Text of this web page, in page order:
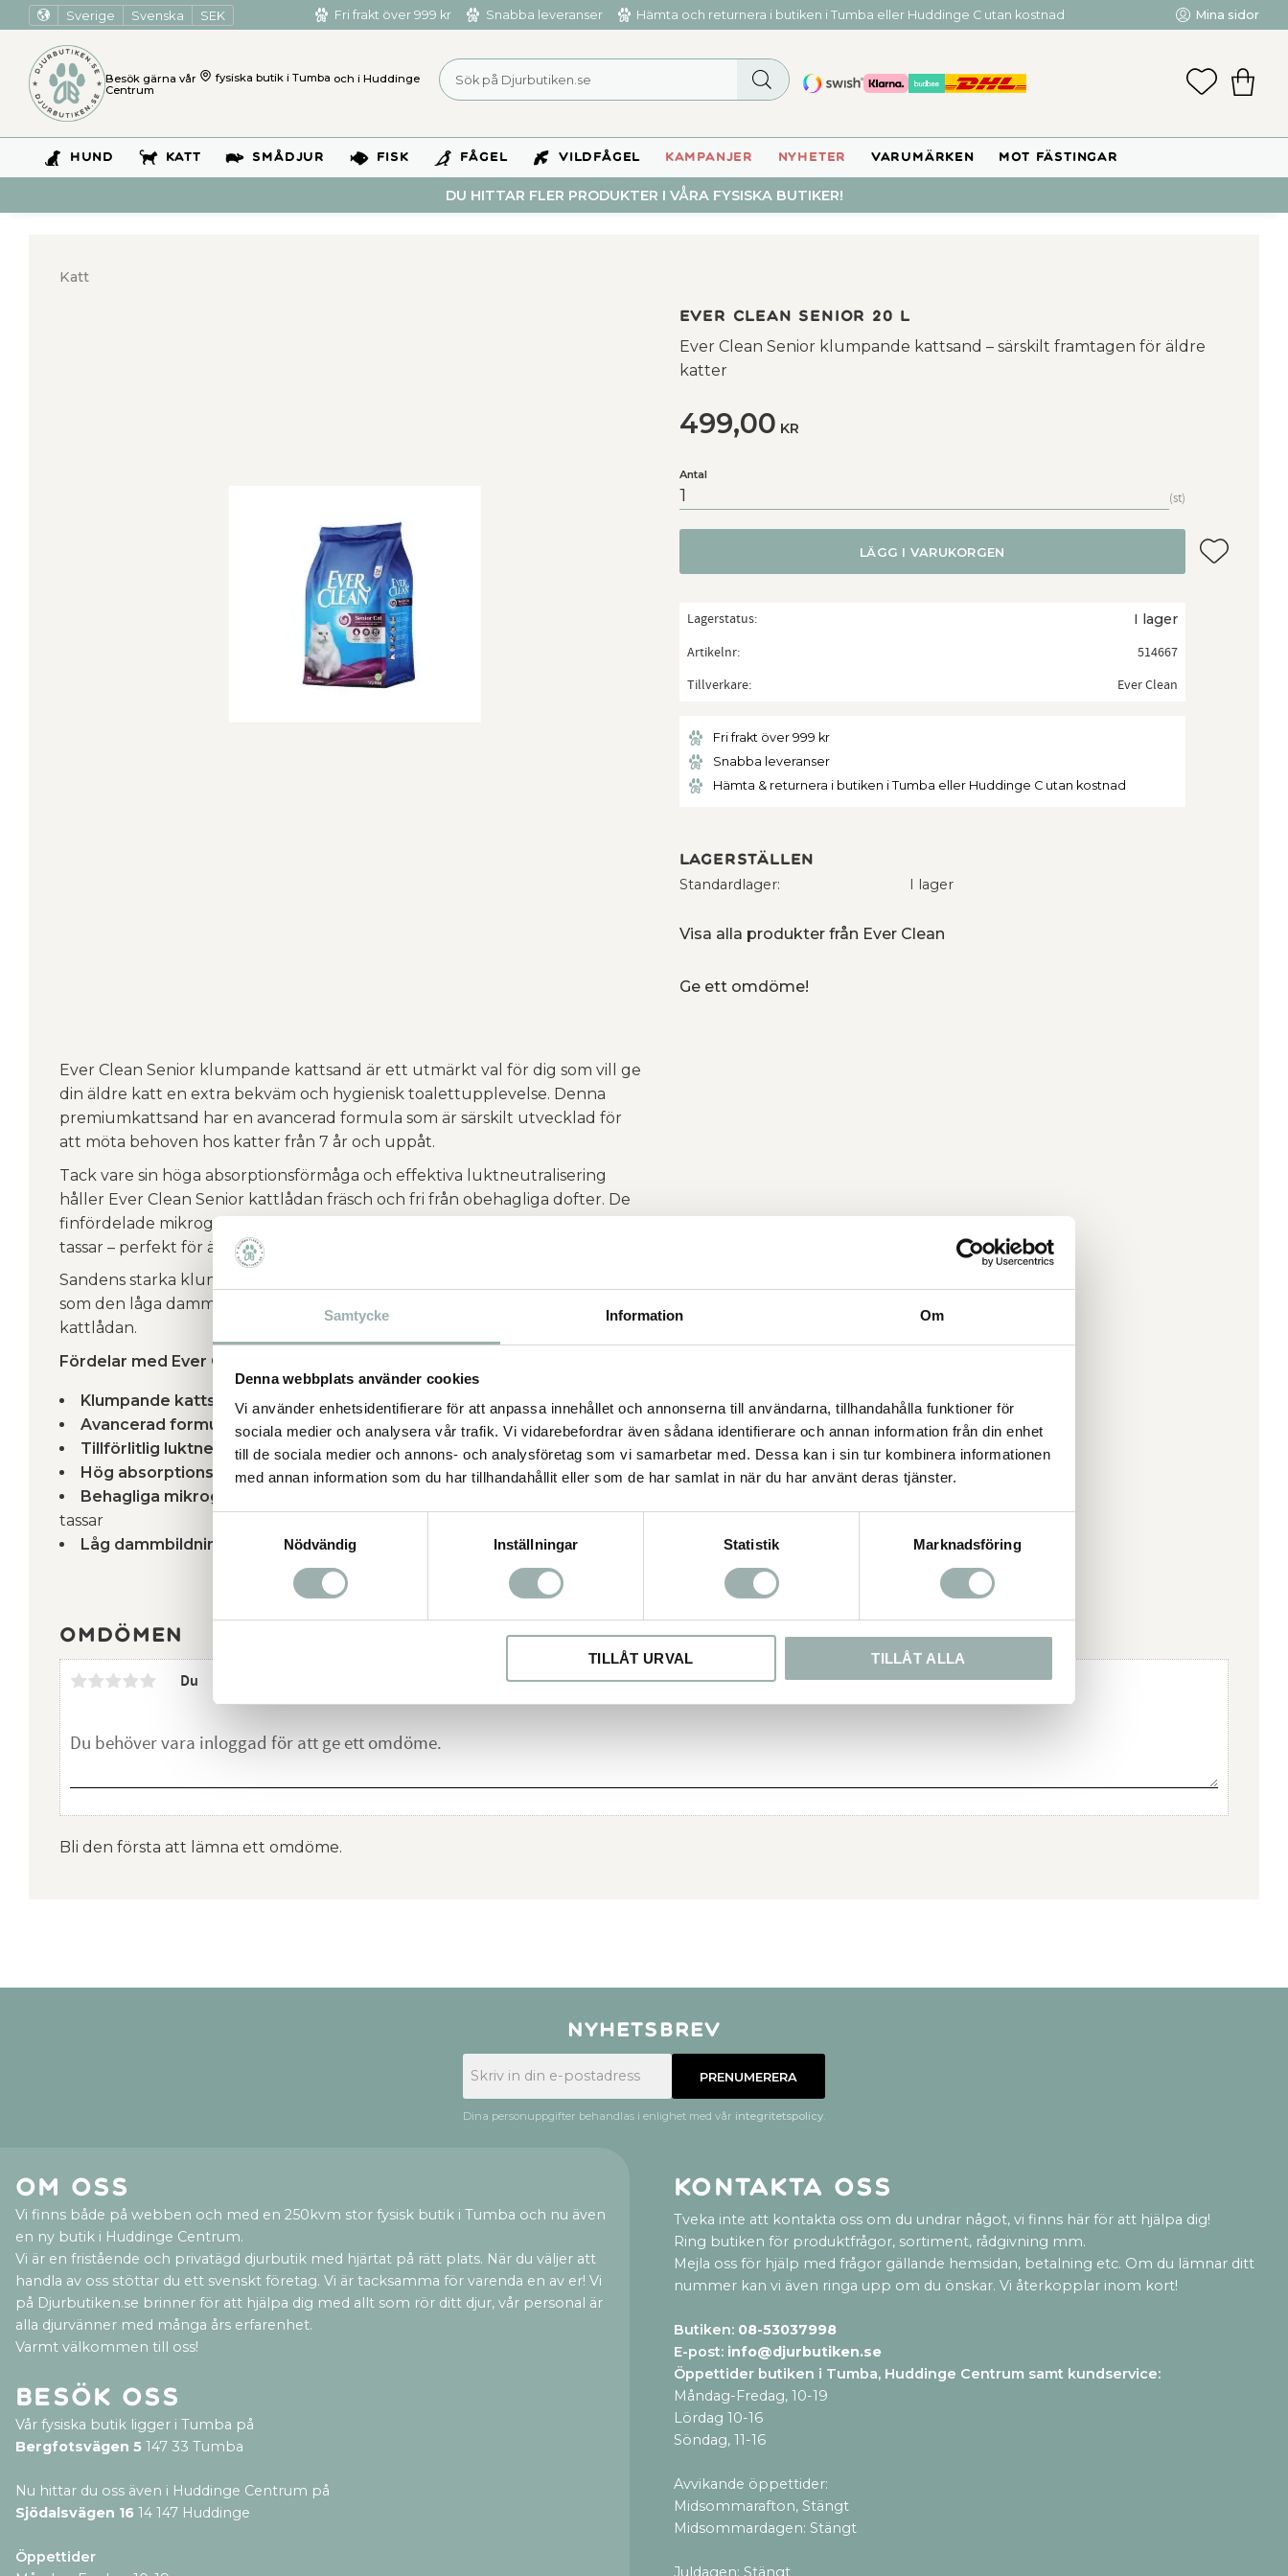
Samtycke Information Om
Denna webbplats använder cookies
Vi använder enhetsidentifierare för att anpassa innehållet och annonserna till användarna, tillhandahålla funktioner för
sociala medier och analysera vår trafik. Vi vidarebefordrar även sådana identifierare och annan information från din enhet
till de sociala medier och annons- och analysföretag som vi samarbetar med. Dessa kan i sin tur kombinera informationen
med annan information som du har tillhandahållit eller som de har samlat in när du har använt deras tjänster.
Nödvändig
Inställningar Statistik Marknadsföring
TILLÅT URVAL TILLÅT ALLA
Sverige Svenska SEK Fri frakt över 999 kr Snabba leveranser Hämta och returnera i butiken i Tumba eller Huddinge C utan kostnad Mina sidor
Besök gärna vår fysiska butik i Tumba och i Huddinge
Centrum
HUND KATT SMÅDJUR FISK FÅGEL VILDFÅGEL KAMPANJER NYHETER VARUMÄRKEN MOT FÄSTINGAR
DU HITTAR FLER PRODUKTER I VÅRA FYSISKA BUTIKER!
Katt
Ever Clean Senior 20 L
Ever Clean Senior klumpande kattsand – särskilt framtagen för äldre
katter
499,00 KR
Antal
st
LÄGG I VARUKORGEN Lägg till i
Lagerstatus I lager
Artikelnr
514667
Tillverkare
Ever Clean
Fri frakt över 999 kr
Snabba leveranser
Hämta & returnera i butiken i Tumba eller Huddinge C utan kostnad
Lagerställen
Standardlager I lager
Visa alla produkter från Ever Clean
Ge ett omdöme!
Ever Clean Senior klumpande kattsand är ett utmärkt val för dig som vill ge
din äldre katt en extra bekväm och hygienisk toalettupplevelse. Denna
premiumkattsand har en avancerad formula som är särskilt utvecklad för
att möta behoven hos katter från 7 år och uppåt.
Tack vare sin höga absorptionsförmåga och effektiva luktneutralisering
håller Ever Clean Senior kattlådan fräsch och fri från obehagliga dofter. De
finfördelade mikrogranulaten är dessutom extra skonsamma mot känsliga
tassar – perfekt för äldre katter som kan vara lite ömtåligare.
Sandens starka klumpbildning gör rengöringen snabb och enkel, samtidigt
som den låga dammbildningen bidrar till en renare och friskare miljö runt
kattlådan.
Fördelar med Ever Clean Senior klumpande kattsand:
Klumpande kattsand:
gör rengöringen smidig och effektiv
Avancerad formula:
speciellt anpassad för äldre katters behov
Tillförlitlig luktneutralisering:reducerar och förebygger dålig lukt
Hög absorptionsförmåga:håller kattlådan torr och fräsch längre
Behagliga mikrogranulat:
tassar
Låg dammbildning:
bidrar till en renare toalettmiljö
Omdömen
Du
Bli den första att lämna ett omdöme.
Nyhetsbrev
PRENUMERERA
Dina personuppgifter behandlas i enlighet med vår integritetspolicy.
Om oss
Vi finns både på webben och med en 250kvm stor fysisk butik i Tumba och nu även
en ny butik i Huddinge Centrum.
Vi är en fristående och privatägd djurbutik med hjärtat på rätt plats. När du väljer att
handla av oss stöttar du ett svenskt företag. Vi är tacksamma för varenda en av er! Vi
på Djurbutiken.se brinner för att hjälpa dig med allt som rör ditt djur, vår personal är
alla djurvänner med många års erfarenhet.
Varmt välkommen till oss!
Besök oss
Vår fysiska butik ligger i Tumba på
Bergfotsvägen 5 147 33 Tumba
Nu hittar du oss även i Huddinge Centrum på
Sjödalsvägen 16 14 147 Huddinge
Öppettider
Kontakta oss
Tveka inte att kontakta oss om du undrar något, vi finns här för att hjälpa dig!
Ring butiken för produktfrågor, sortiment, rådgivning mm.
Mejla oss för hjälp med frågor gällande hemsidan, betalning etc. Om du lämnar ditt
nummer kan vi även ringa upp om du önskar. Vi återkopplar inom kort!
Butiken: 08-53037998
E-post: info@djurbutiken.se
Öppettider butiken i Tumba, Huddinge Centrum samt kundservice:
Måndag-Fredag, 10-19
Lördag 10-16
Söndag, 11-16
Avvikande öppettider:
Midsommarafton, Stängt
Midsommardagen: Stängt